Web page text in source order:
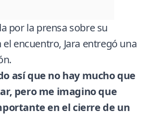
por la prensa sobre su
encuentro, Jara entregó una
así que no hay mucho que
pero me imagino que
en el cierre de un